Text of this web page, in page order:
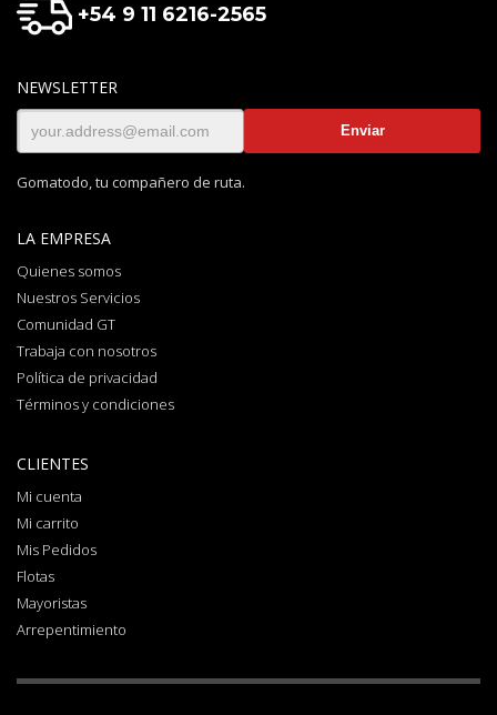
+54 9 11 6216-2565
NEWSLETTER
Gomatodo, tu compañero de ruta.
LA EMPRESA
Quienes somos
Nuestros Servicios
Comunidad GT
Trabaja con nosotros
Política de privacidad
Términos y condiciones
CLIENTES
Mi cuenta
Mi carrito
Mis Pedidos
Flotas
Mayoristas
Arrepentimiento